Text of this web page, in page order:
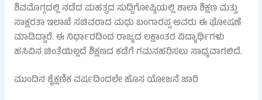
ಶಿವಮೊಗ್ಗದಲ್ಲಿ ನಡೆದ ಮಹತ್ವದ ಸುದ್ದಿಗೋಷ್ಠಿಯಲ್ಲಿ ಶಾಲಾ ಶಿಕ್ಷಣ ಮತ್ತು
ಸಾಕ್ಷರತಾ ಇಲಾಖೆ ಸಚಿವರಾದ ಮಧು ಬಂಗಾರಪ್ಪ ಅವರು ಈ ಘೋಷಣೆ
ಮಾಡಿದ್ದಾರೆ. ಈ ನಿರ್ಧಾರದಿಂದ ರಾಜ್ಯದ ಲಕ್ಷಾಂತರ ವಿದ್ಯಾರ್ಥಿಗಳು
ಹಸಿವಿನ ಚಿಂತೆಯಿಲ್ಲದೆ ಶಿಕ್ಷಣದ ಕಡೆಗೆ ಗಮನಹರಿಸಲು ಸಾಧ್ಯವಾಗಲಿದೆ.
ಮುಂದಿನ ಶೈಕ್ಷಣಿಕ ವರ್ಷದಿಂದಲೇ ಹೊಸ ಯೋಜನೆ ಜಾರಿ